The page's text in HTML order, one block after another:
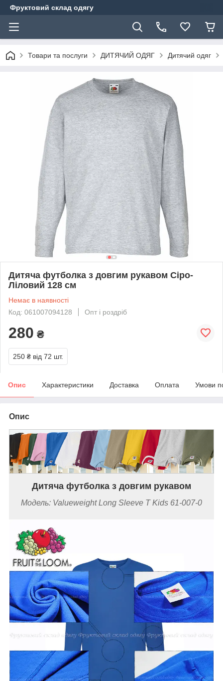
Фруктовий склад одягу
Товари та послуги ДИТЯЧИЙ ОДЯГ Дитячий одяг
Дитяча футболка з довгим рукавом Сіро-
Ліловий 128 см
Немає в наявності
Код: 061007094128
Опт і роздріб
280 ₴
250 ₴ від 72 шт.
Опис Характеристики Доставка Оплата Умови
Опис
Дитяча футболка з довгим рукавом
Модель: Valueweight Long Sleeve T Kids 61-007-0